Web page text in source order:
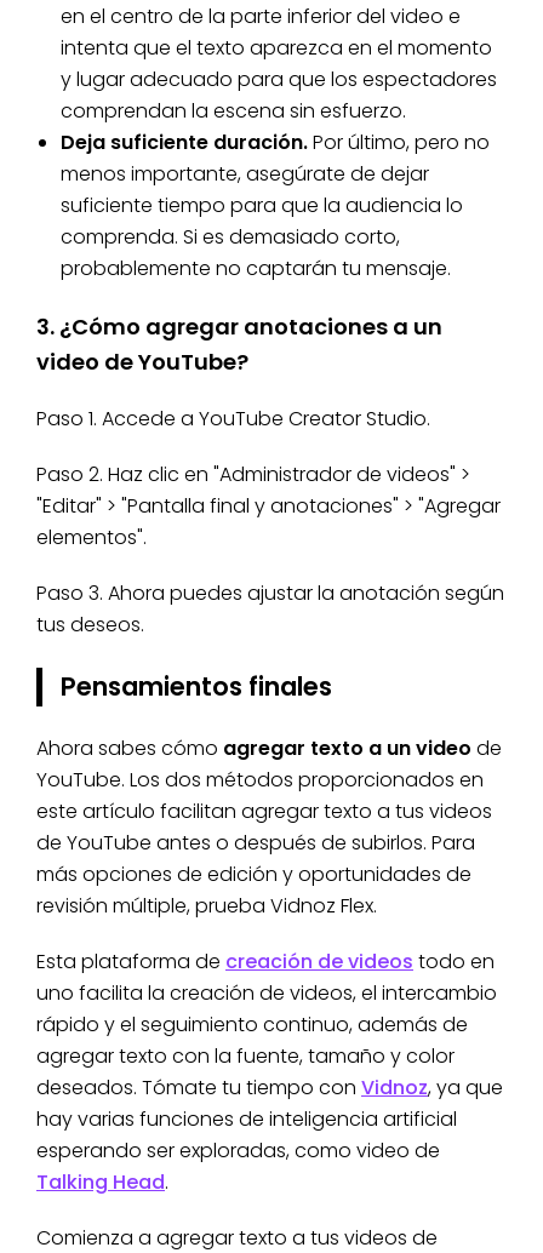
en el centro de la parte inferior del video e
intenta que el texto aparezca en el momento
y lugar adecuado para que los espectadores
comprendan la escena sin esfuerzo.
Deja suficiente duración.Por último, pero no
menos importante, asegúrate de dejar
suficiente tiempo para que la audiencia lo
comprenda. Si es demasiado corto,
probablemente no captarán tu mensaje.
3. ¿Cómo agregar anotaciones a un
video de YouTube?
Paso 1. Accede a YouTube Creator Studio.
Paso 2. Haz clic en "Administrador de videos" >
"Editar" > "Pantalla final y anotaciones" > "Agregar
elementos".
Paso 3. Ahora puedes ajustar la anotación según
tus deseos.
Pensamientos finales
Ahora sabes cómo agregar texto a un video de
YouTube. Los dos métodos proporcionados en
este artículo facilitan agregar texto a tus videos
de YouTube antes o después de subirlos. Para
más opciones de edición y oportunidades de
revisión múltiple, prueba Vidnoz Flex.
Esta plataforma de creación de videos todo en
uno facilita la creación de videos, el intercambio
rápido y el seguimiento continuo, además de
agregar texto con la fuente, tamaño y color
deseados. Tómate tu tiempo con Vidnoz, ya que
hay varias funciones de inteligencia artificial
esperando ser exploradas, como video de
Talking Head.
Comienza a agregar texto a tus videos de